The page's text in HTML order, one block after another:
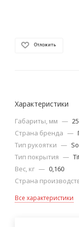
Отложить
Характеристики
Габариты, мм —
Страна бренда —
Тип рукоятки —
Тип покрытия —
Вес, кг — 0,160
Страна
Все характеристики